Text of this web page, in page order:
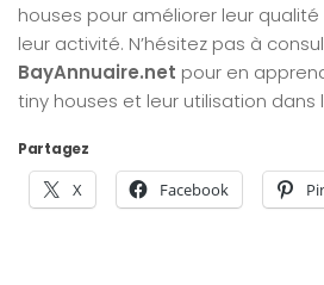
houses pour améliorer leur
leur activité. N’hésitez pas à
BayAnnuaire.net pour en
tiny houses et leur utilisation
Partagez
X Facebook